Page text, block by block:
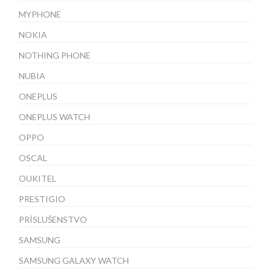
MYPHONE
NOKIA
NOTHING PHONE
NUBIA
ONEPLUS
ONEPLUS WATCH
OPPO
OSCAL
OUKITEL
PRESTIGIO
PRÍSLUŠENSTVO
SAMSUNG
SAMSUNG GALAXY WATCH